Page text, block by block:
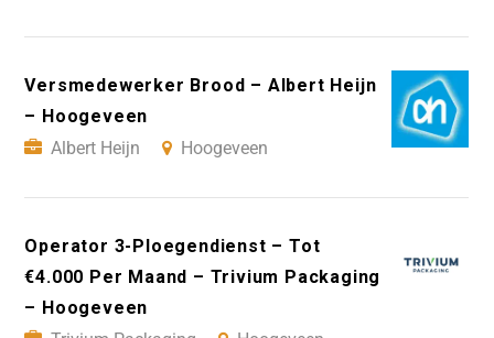
Versmedewerker Brood – Albert Heijn
– Hoogeveen
Albert Heijn
Hoogeveen
Operator 3-Ploegendienst – Tot
€4.000 Per Maand – Trivium Packaging
– Hoogeveen